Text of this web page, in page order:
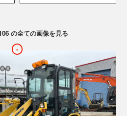
の全ての画像を見る